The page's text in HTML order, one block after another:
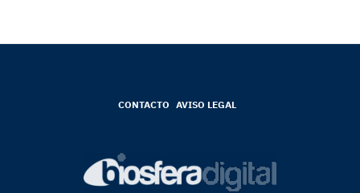
CONTACTO AVISO LEGAL